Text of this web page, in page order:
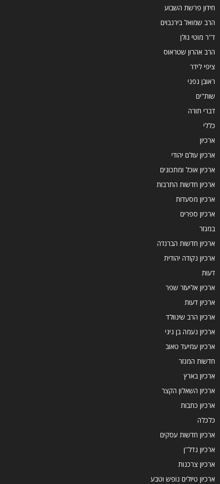
חידון פרשת השבוע
הרב שמואל בירנבוים
ד''ר מוטי גולן
הרב אהרון שטראוס
ציפי לידר
ראובן גפני
שות"ים
דברי תורה
כללי
ארכיון
ארכיון עולם יהודי
ארכיון אוכל ומתכונים
ארכיון חדשות התרבות
ארכיון מסעדות
ארכיון ספרים
במגזר
ארכיון חדשות הברנז'ה
ארכיון נקודה יהודית
דעות
ארכיון אליעזר שפר
ארכיון דעות
ארכיון הרב שינוולד
ארכיון נעמה בן גיגי
ארכיון עמיעד טאוב
חדשות המגזר
ארכיון בארץ
ארכיון השאלון הקצר
ארכיון כתבות
כלכלה
ארכיון חדשות עסקים
ארכיון נדל''ן
ארכיון צרכנות
ארכיון טיולים נופש וטבע